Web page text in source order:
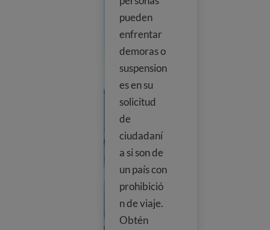
pueden
enfrentar
demoras o
suspension
es en su
solicitud
de
ciudadaní
a si son de
un país con
prohibició
n de viaje.
Obtén